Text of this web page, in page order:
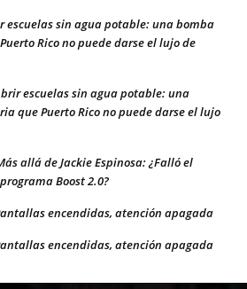
escuelas sin agua potable: una bomba
Rico no puede darse el lujo de
escuelas sin agua potable: una
que Puerto Rico no puede darse el lujo
allá de Jackie Espinosa: ¿Falló el
Boost 2.0?
encendidas, atención apagada
encendidas, atención apagada